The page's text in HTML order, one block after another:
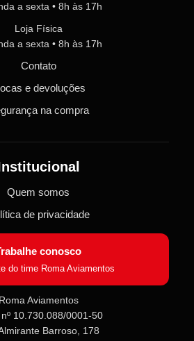
Roma Aviamentos
a sexta • 8h às 17h
Loja Física
a sexta • 8h às 17h
Contato
e devoluções
na compra
Quem somos
de privacidade
conosco
do time Roma Aviamentos
Roma Aviamentos
10.730.088/0001-50
Barroso, 178